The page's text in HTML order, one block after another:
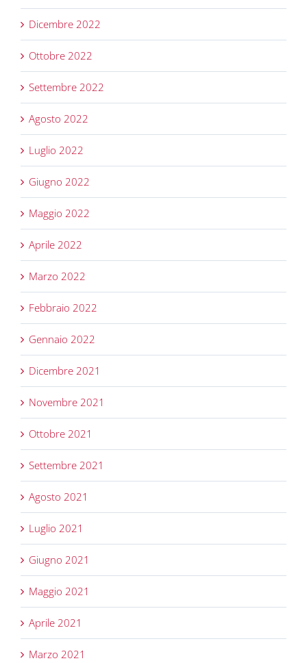
Dicembre 2022
Ottobre 2022
Settembre 2022
Agosto 2022
Luglio 2022
Giugno 2022
Maggio 2022
Aprile 2022
Marzo 2022
Febbraio 2022
Gennaio 2022
Dicembre 2021
Novembre 2021
Ottobre 2021
Settembre 2021
Agosto 2021
Luglio 2021
Giugno 2021
Maggio 2021
Aprile 2021
Marzo 2021